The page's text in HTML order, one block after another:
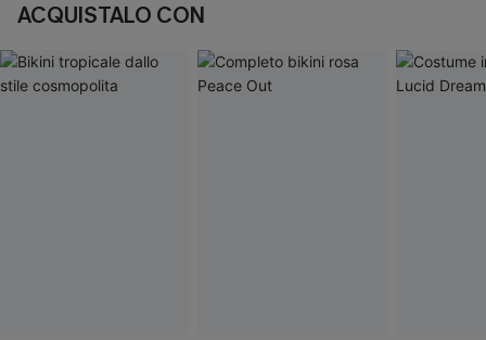
ACQUISTALO CON